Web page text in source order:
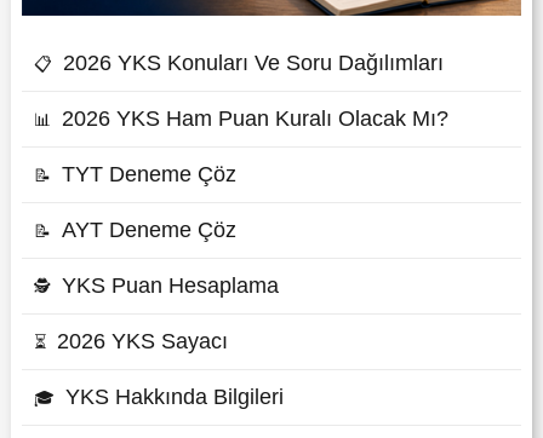
📋 2026 YKS Konuları Ve Soru Dağılımları
📊 2026 YKS Ham Puan Kuralı Olacak Mı?
📝 TYT Deneme Çöz
📝 AYT Deneme Çöz
🕵 YKS Puan Hesaplama
⏳ 2026 YKS Sayacı
🎓 YKS Hakkında Bilgileri